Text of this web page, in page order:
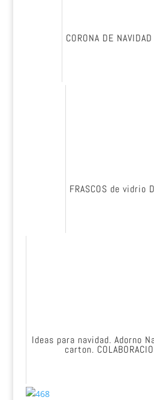
CORONA DE
FRASCOS de vidrio
Ideas para navidad. Adorno
carton.